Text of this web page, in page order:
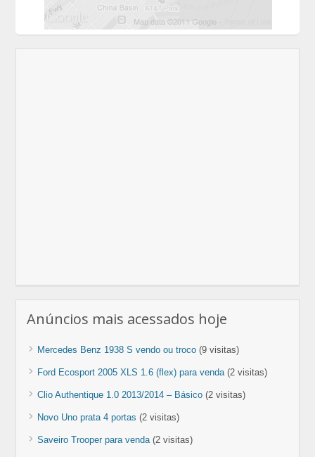
Anúncios mais acessados hoje
Mercedes Benz 1938 S vendo ou troco (9 visitas)
Ford Ecosport 2005 XLS 1.6 (flex) para venda (2 visitas)
Clio Authentique 1.0 2013/2014 – Básico (2 visitas)
Novo Uno prata 4 portas (2 visitas)
Saveiro Trooper para venda (2 visitas)